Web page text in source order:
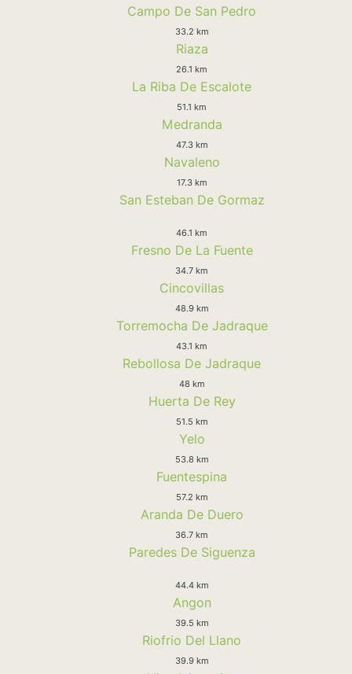
Campo De San Pedro
33.2 km
Riaza
26.1 km
La Riba De Escalote
51.1 km
Medranda
47.3 km
Navaleno
17.3 km
San Esteban De Gormaz
46.1 km
Fresno De La Fuente
34.7 km
Cincovillas
48.9 km
Torremocha De Jadraque
43.1 km
Rebollosa De Jadraque
48 km
Huerta De Rey
51.5 km
Yelo
53.8 km
Fuentespina
57.2 km
Aranda De Duero
36.7 km
Paredes De Siguenza
44.4 km
Angon
39.5 km
Riofrio Del Llano
39.9 km